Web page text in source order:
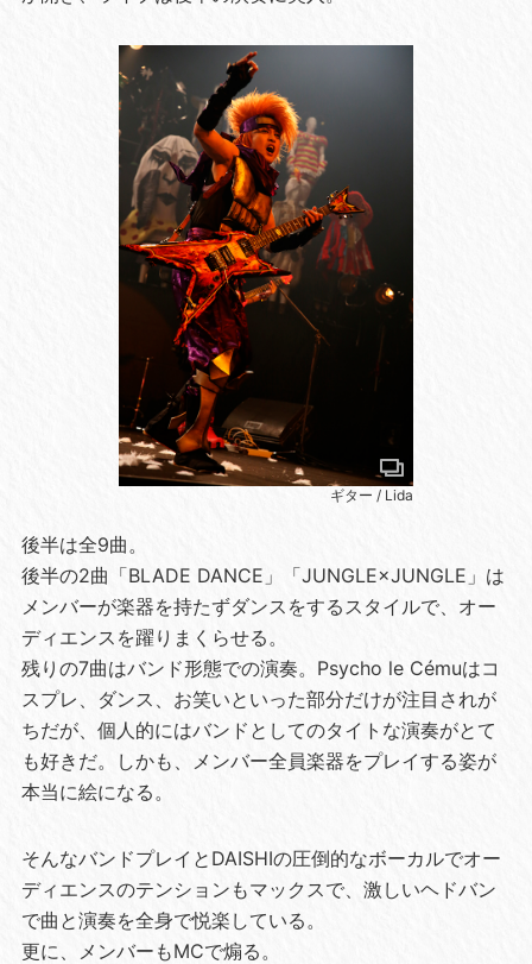
ギター / Lida
後半は全9曲。
後半の2曲「BLADE DANCE」「JUNGLE×JUNGLE」は
メンバーが楽器を持たずダンスをするスタイルで、オー
ディエンスを躍りまくらせる。
残りの7曲はバンド形態での演奏。Psycho le Cémuはコ
スプレ、ダンス、お笑いといった部分だけが注目されが
ちだが、個人的にはバンドとしてのタイトな演奏がとて
も好きだ。しかも、メンバー全員楽器をプレイする姿が
本当に絵になる。
そんなバンドプレイとDAISHIの圧倒的なボーカルでオー
ディエンスのテンションもマックスで、激しいヘドバン
で曲と演奏を全身で悦楽している。
更に、メンバーもMCで煽る。